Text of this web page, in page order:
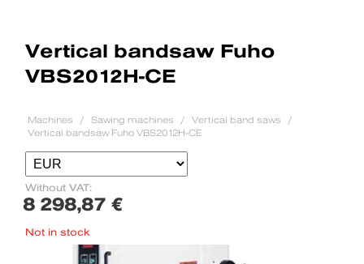
Vertical bandsaw Fuho
VBS2012H-CE
Machines Sawing machines
Vertical band saws
Vertical bandsaw Fuho VBS2012H-CE
Without VAT:
8 298,87 €
Not in stock